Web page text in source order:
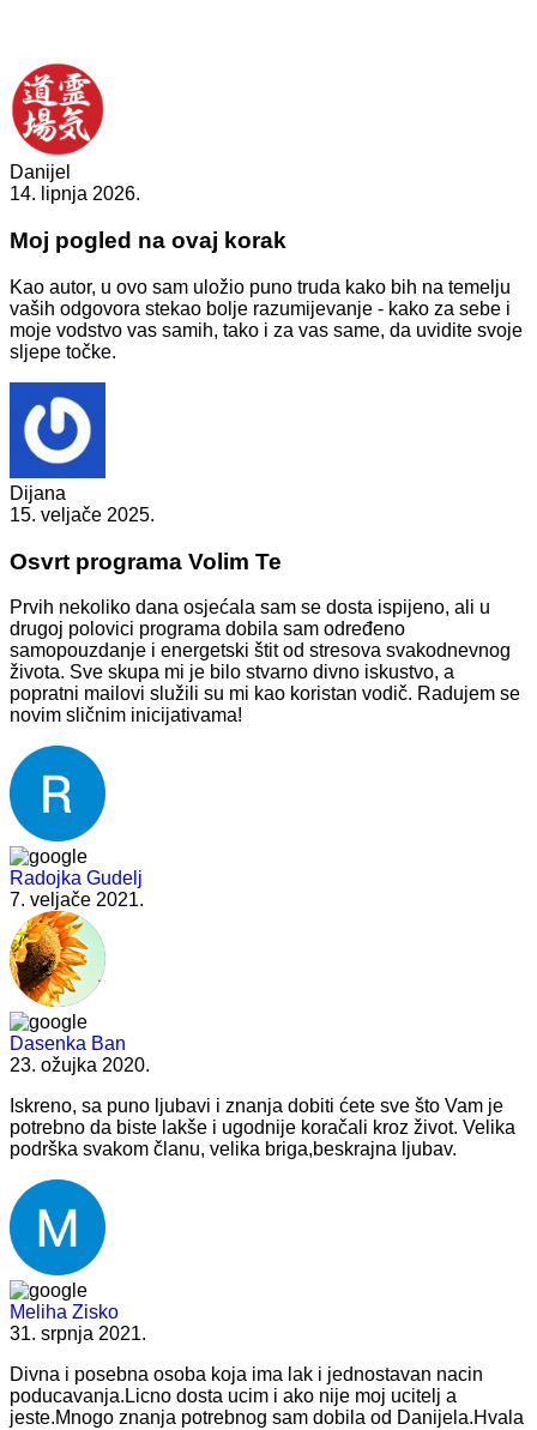
Danijel
14. lipnja 2026.
Moj pogled na ovaj korak
Kao autor, u ovo sam uložio puno truda kako bih na temelju
vaših odgovora stekao bolje razumijevanje - kako za sebe i
moje vodstvo vas samih, tako i za vas same, da uvidite svoje
sljepe točke.
Dijana
15. veljače 2025.
Osvrt programa Volim Te
Prvih nekoliko dana osjećala sam se dosta ispijeno, ali u
drugoj polovici programa dobila sam određeno
samopouzdanje i energetski štit od stresova svakodnevnog
života. Sve skupa mi je bilo stvarno divno iskustvo, a
popratni mailovi služili su mi kao koristan vodič. Radujem se
novim sličnim inicijativama!
Radojka Gudelj
7. veljače 2021.
Dasenka Ban
23. ožujka 2020.
Iskreno, sa puno ljubavi i znanja dobiti ćete sve što Vam je
potrebno da biste lakše i ugodnije koračali kroz život. Velika
podrška svakom članu, velika briga,beskrajna ljubav.
Meliha Zisko
31. srpnja 2021.
Divna i posebna osoba koja ima lak i jednostavan nacin
poducavanja.Licno dosta ucim i ako nije moj ucitelj a
jeste.Mnogo znanja potrebnog sam dobila od Danijela.Hvala